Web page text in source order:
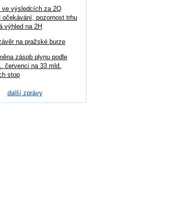
ve výsledcích za 2Q
očekávání, pozornost trhu
výhled na 2H
na pražské burze
zásob plynu podle
červenci na 33 mld.
stop
další zprávy